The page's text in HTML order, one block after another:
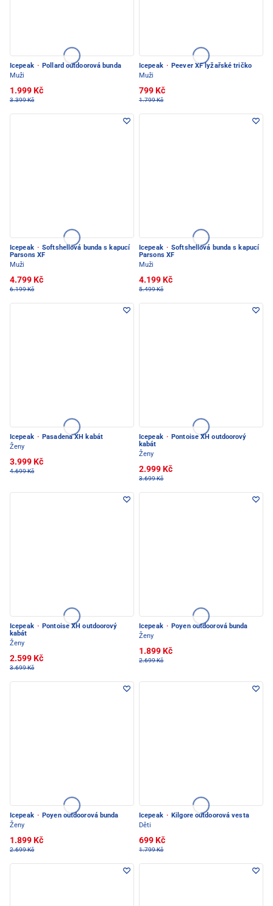
Icepeak · Pollard outdoorová bunda
Muži
1.999 Kč
3.399 Kč
Icepeak · Peever XF lyžařské tričko
Muži
799 Kč
1.799 Kč
Icepeak · Softshellová bunda s kapucí
Parsons XF
Muži
4.799 Kč
6.199 Kč
Icepeak · Softshellová bunda s kapucí
Parsons XF
Muži
4.199 Kč
5.499 Kč
Icepeak · Pasadena XH kabát
Ženy
3.999 Kč
4.699 Kč
Icepeak · Pontoise XH outdoorový
kabát
Ženy
2.999 Kč
3.699 Kč
Icepeak · Pontoise XH outdoorový
kabát
Ženy
2.599 Kč
3.699 Kč
Icepeak · Poyen outdoorová bunda
Ženy
1.899 Kč
2.699 Kč
Icepeak · Poyen outdoorová bunda
Ženy
1.899 Kč
2.699 Kč
Icepeak · Kilgore outdoorová vesta
Děti
699 Kč
1.799 Kč